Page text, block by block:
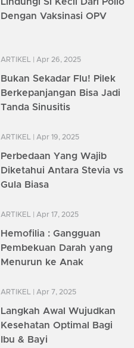
Lindungi Si Kecil Dari Polio
Dengan Vaksinasi OPV
ARTIKEL | Apr 26, 2025
Bukan Sekadar Flu! Pilek
Berkepanjangan Bisa Jadi
Tanda Sinusitis
ARTIKEL | Apr 19, 2025
Perbedaan Yang Wajib
Diketahui Antara Stevia vs
Gula Biasa
ARTIKEL | Apr 17, 2025
Hemofilia : Gangguan
Pembekuan Darah yang
Menurun ke Anak
ARTIKEL | Apr 7, 2025
Langkah Awal Wujudkan
Kesehatan Optimal Bagi
Ibu & Bayi